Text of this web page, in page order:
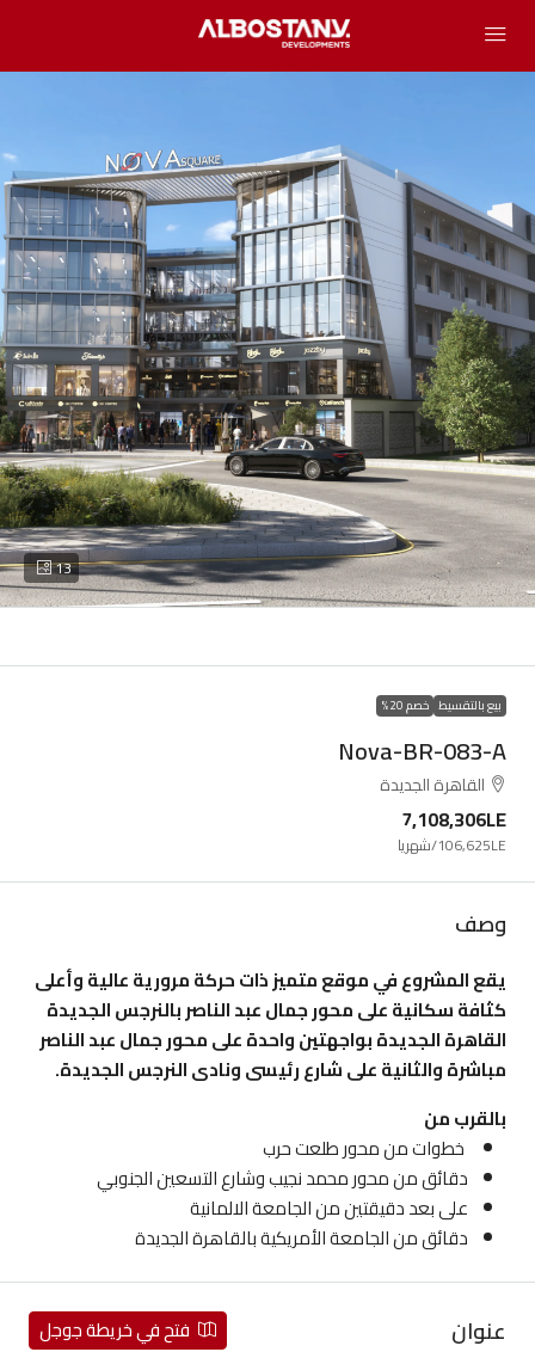
13
بيع بالتقسيط خصم 20%
Nova-BR-083-A
القاهرة الجديدة
7,108,306LE
106,625LE/شهريا
وصف
يقع المشروع في موقع متميز ذات حركة مرورية عالية وأعلى
كثافة سكانية على محور جمال عبد الناصر بالنرجس الجديدة
القاهرة الجديدة بواجهتين واحدة على محور جمال عبد الناصر
مباشرة والثانية على شارع رئيسى ونادى النرجس الجديدة.
بالقرب من
خطوات من محور طلعت حرب
دقائق من محور محمد نجيب وشارع التسعين الجنوبي
على بعد دقيقتين من الجامعة الالمانية
دقائق من الجامعة الأمريكية بالقاهرة الجديدة
عنوان فتح في خريطة جوجل